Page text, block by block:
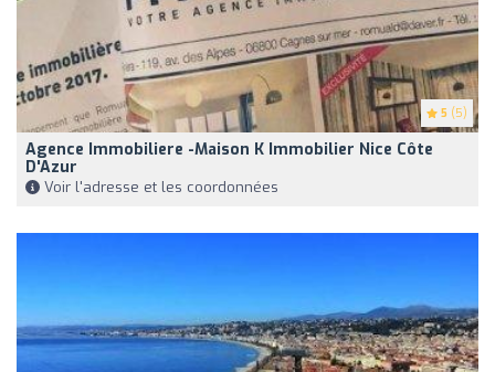
5 (5)
Agence Immobiliere -Maison K Immobilier Nice Côte
D'Azur
Voir l'adresse et les coordonnées